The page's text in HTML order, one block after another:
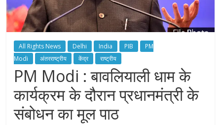
All Rights News Delhi India PIB
PM
Modi
अंतरराष्ट्रीय केंद्र राष्ट्रीय
PM Modi : बावलियाली धाम के
कार्यक्रम के दौरान प्रधानमंत्री के
संबोधन का मूल पाठ